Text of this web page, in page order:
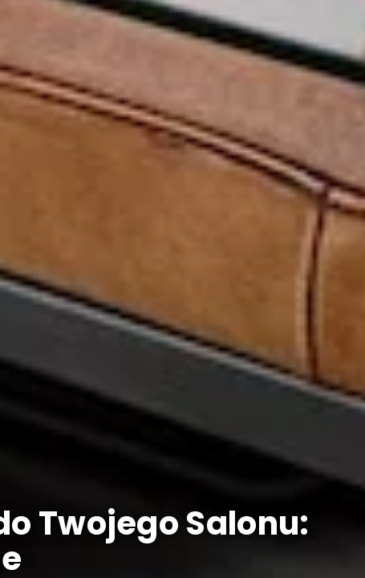
Twojego Salonu: